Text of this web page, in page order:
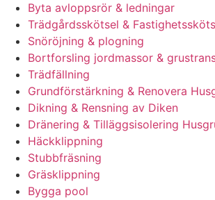
Byta avloppsrör & ledningar
Trädgårdsskötsel &
Snöröjning & plogning
Bortforsling jordmassor &
Trädfällning
Grundförstärkning & Renovera
Dikning & Rensning av Diken
Dränering & Tilläggsisolering
Häckklippning
Stubbfräsning
Gräsklippning
Bygga pool